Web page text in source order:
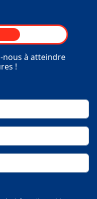
nous à atteindre
!